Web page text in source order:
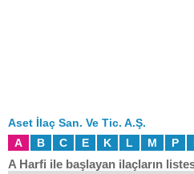
Aset İlaç San. Ve Tic. A.Ş.
A
B C E K L M P
A Harfi ile başlayan ilaçların